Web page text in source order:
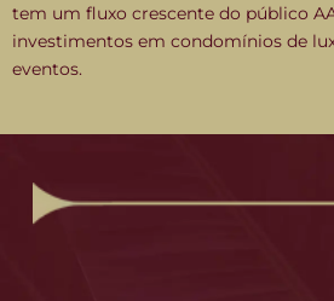
tem um fluxo crescente do público
investimentos em condomínios de
eventos.